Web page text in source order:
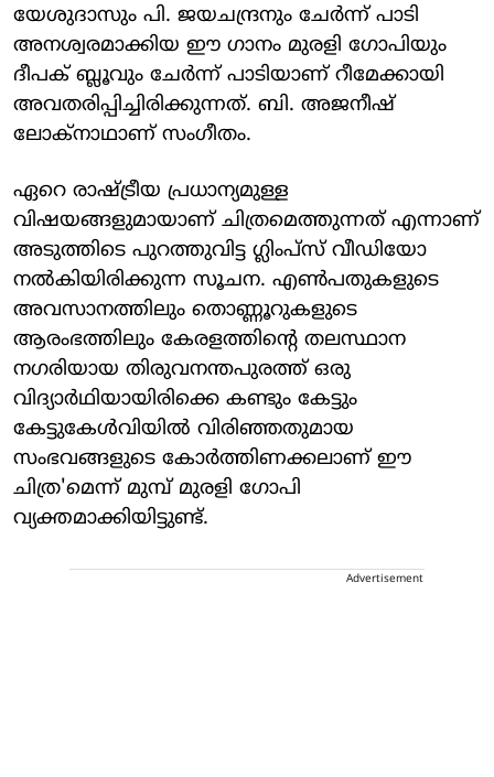
യേശുദാസും പി. ജയചന്ദ്രനും ചേർന്ന് പാടി
അനശ്വരമാക്കിയ ഈ ഗാനം മുരളി ഗോപിയും
ദീപക് ബ്ലൂവും ചേർന്ന് പാടിയാണ് റീമേക്കായി
അവതരിപ്പിച്ചിരിക്കുന്നത്. ബി. അജനീഷ്
ലോക്‌നാഥാണ് സംഗീതം.
ഏറെ രാഷ്ട്രീയ പ്രധാന്യമുള്ള
വിഷയങ്ങളുമായാണ് ചിത്രമെത്തുന്നത് എന്നാണ്
അടുത്തിടെ പുറത്തുവിട്ട ഗ്ലിംപ്സ് വീഡിയോ
നൽകിയിരിക്കുന്ന സൂചന. എൺപതുകളുടെ
അവസാനത്തിലും തൊണ്ണൂറുകളുടെ
ആരംഭത്തിലും കേരളത്തിന്‍റെ തലസ്ഥാന
നഗരിയായ തിരുവനന്തപുരത്ത് ഒരു
വിദ്യാർഥിയായിരിക്കെ കണ്ടും കേട്ടും
കേട്ടുകേള്‍വിയിൽ വിരിഞ്ഞതുമായ
സംഭവങ്ങളുടെ കോര്‍ത്തിണക്കലാണ് ഈ
ചിത്ര'മെന്ന് മുമ്പ് മുരളി ഗോപി
വ്യക്തമാക്കിയിട്ടുണ്ട്.
Advertisement